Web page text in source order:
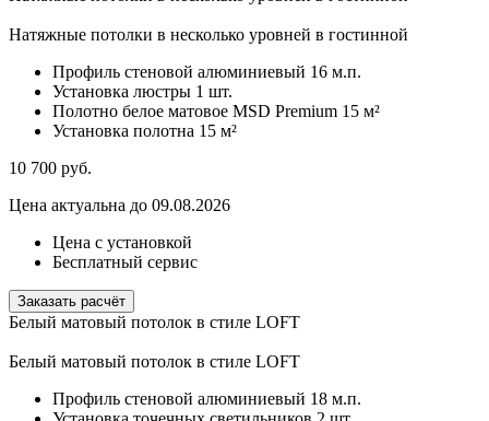
Натяжные потолки в несколько уровней в гостинной
Профиль стеновой алюминиевый 16 м.п.
Установка люстры 1 шт.
Полотно белое матовое MSD Premium 15 м²
Установка полотна 15 м²
10 700 руб.
Цена актуальна до 09.08.2026
Цена с установкой
Бесплатный сервис
Заказать расчёт
Белый матовый потолок в стиле LOFT
Белый матовый потолок в стиле LOFT
Профиль стеновой алюминиевый 18 м.п.